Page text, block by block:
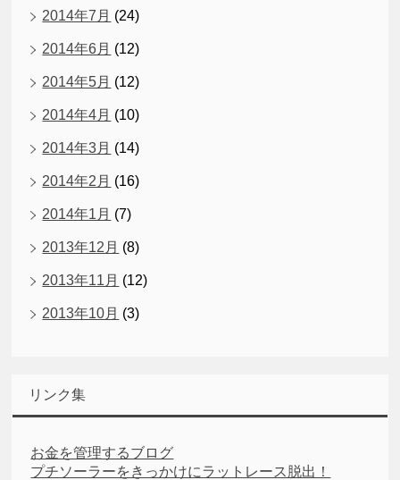
2014年7月 (24)
2014年6月 (12)
2014年5月 (12)
2014年4月 (10)
2014年3月 (14)
2014年2月 (16)
2014年1月 (7)
2013年12月 (8)
2013年11月 (12)
2013年10月 (3)
リンク集
お金を管理するブログ
プチソーラーをきっかけにラットレース脱出！